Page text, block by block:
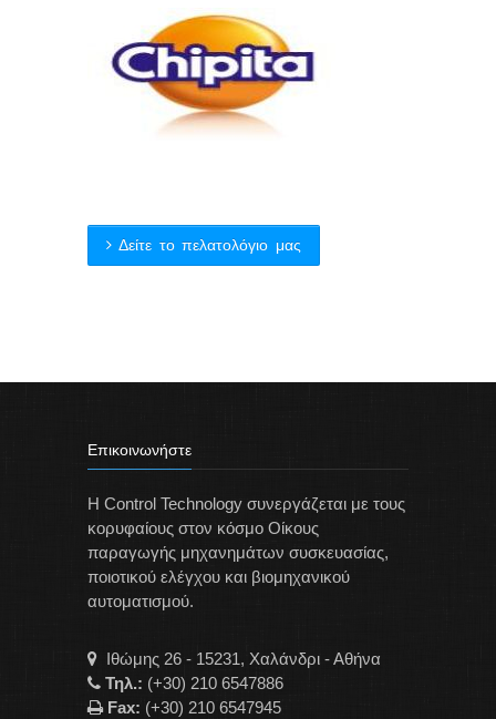
Δείτε το πελατολόγιο μας
Επικοινωνήστε
Η Control Technology συνεργάζεται με τους
κορυφαίους στον κόσμο Οίκους
παραγωγής μηχανημάτων συσκευασίας,
ποιοτικού ελέγχου και βιομηχανικού
αυτοματισμού.
Ιθώμης 26 - 15231, Χαλάνδρι - Αθήνα
Τηλ.: (+30) 210 6547886
Fax: (+30) 210 6547945